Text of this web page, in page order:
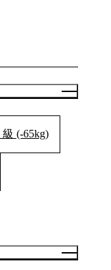
(-65kg)